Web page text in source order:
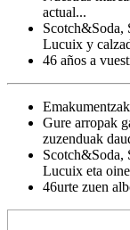
actual...
Lucuix y
46 años a
Gure arropak
zuzenduak
Lucuix eta
46urte zuen